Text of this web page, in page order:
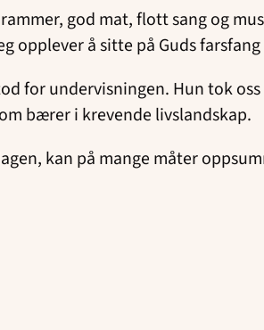
god mat, flott sang og
opplever å sitte på Guds
for undervisningen. Hun tok
bærer i krevende livslandskap.
kan på mange måter